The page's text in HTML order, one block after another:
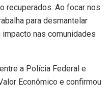
recuperados. Ao focar nos
para desmantelar
nas comunidades
a Polícia Federal e
Econômico e confirmou